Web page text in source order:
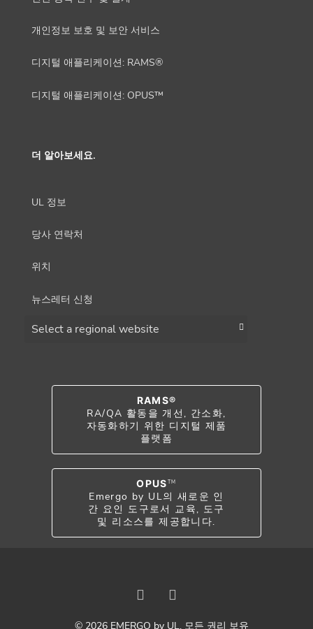
개인정보 보호 및 보안 서비스
디지털 애플리케이션: RAMS®
디지털 애플리케이션: OPUS™
더 알아보세요.
UL 정보
당사 연락처
위치
뉴스레터 신청
RAMS®
RA/QA 활동을 개선, 간소화,
자동화하기 위한 디지털 제품
플랫폼
OPUS TM
Emergo by UL의 새로운 인
간 요인 도구로서 교육, 도구
및 리소스를 제공합니다.
© 2026 EMERGO by UL. 모든 권리 보유